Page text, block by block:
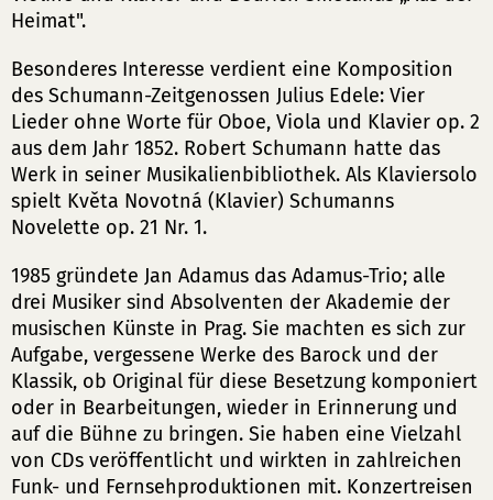
Heimat".
Besonderes Interesse verdient eine Komposition
des Schumann-Zeitgenossen Julius Edele: Vier
Lieder ohne Worte für Oboe, Viola und Klavier op. 2
aus dem Jahr 1852. Robert Schumann hatte das
Werk in seiner Musikalienbibliothek. Als Klaviersolo
spielt Květa Novotná (Klavier) Schumanns
Novelette op. 21 Nr. 1.
1985 gründete Jan Adamus das Adamus-Trio; alle
drei Musiker sind Absolventen der Akademie der
musischen Künste in Prag. Sie machten es sich zur
Aufgabe, vergessene Werke des Barock und der
Klassik, ob Original für diese Besetzung komponiert
oder in Bearbeitungen, wieder in Erinnerung und
auf die Bühne zu bringen. Sie haben eine Vielzahl
von CDs veröffentlicht und wirkten in zahlreichen
Funk- und Fernsehproduktionen mit. Konzertreisen